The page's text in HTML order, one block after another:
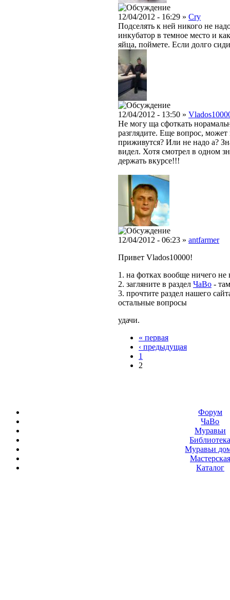
12/04/2012 - 16:29 » Cry
Подселять к ней никого не
инкубатор в темное место и
яйца, поймете. Если долго
12/04/2012 - 13:50 »
Не могу ща сфоткать
разглядите. Еще вопрос,
приживутся? Или не надо а?
видел. Хотя смотрел в одном
держать вкурсе!!!
12/04/2012 - 06:23 » antfarmer
Привет Vlados10000!
1. на фотках вообще ничего не
2. загляните в раздел ЧаВо -
3. прочтите раздел нашего
остальные вопросы
удачи.
« первая
‹ предыдущая
1
2
Форум
ЧаВо
Муравьи
Муравьи
Мастерская
Каталог